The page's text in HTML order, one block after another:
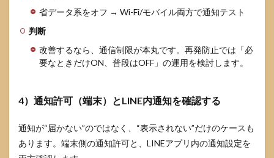
省データ系をオフ → Wi-Fi/モバイル両方で通知テスト
判断
改善するなら、通信制限が本丸です。再発防止では「必
要なときだけON、普段はOFF」の運用を検討します。
4）通知許可（端末）とLINE内通知を確認する
通知が“届かない”のではなく、“表示されない”だけのケースも
あります。端末側の通知許可と、LINEアプリ内の通知設定を